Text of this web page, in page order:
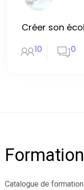
Créer son
10 0
Catalogue de